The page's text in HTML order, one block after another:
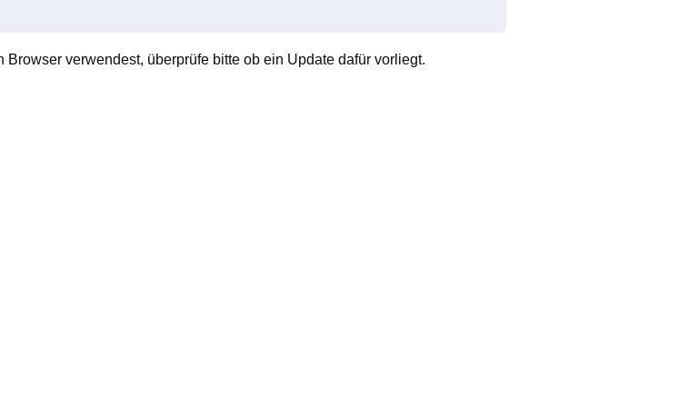
verwendest, überprüfe bitte ob ein Update dafür vorliegt.